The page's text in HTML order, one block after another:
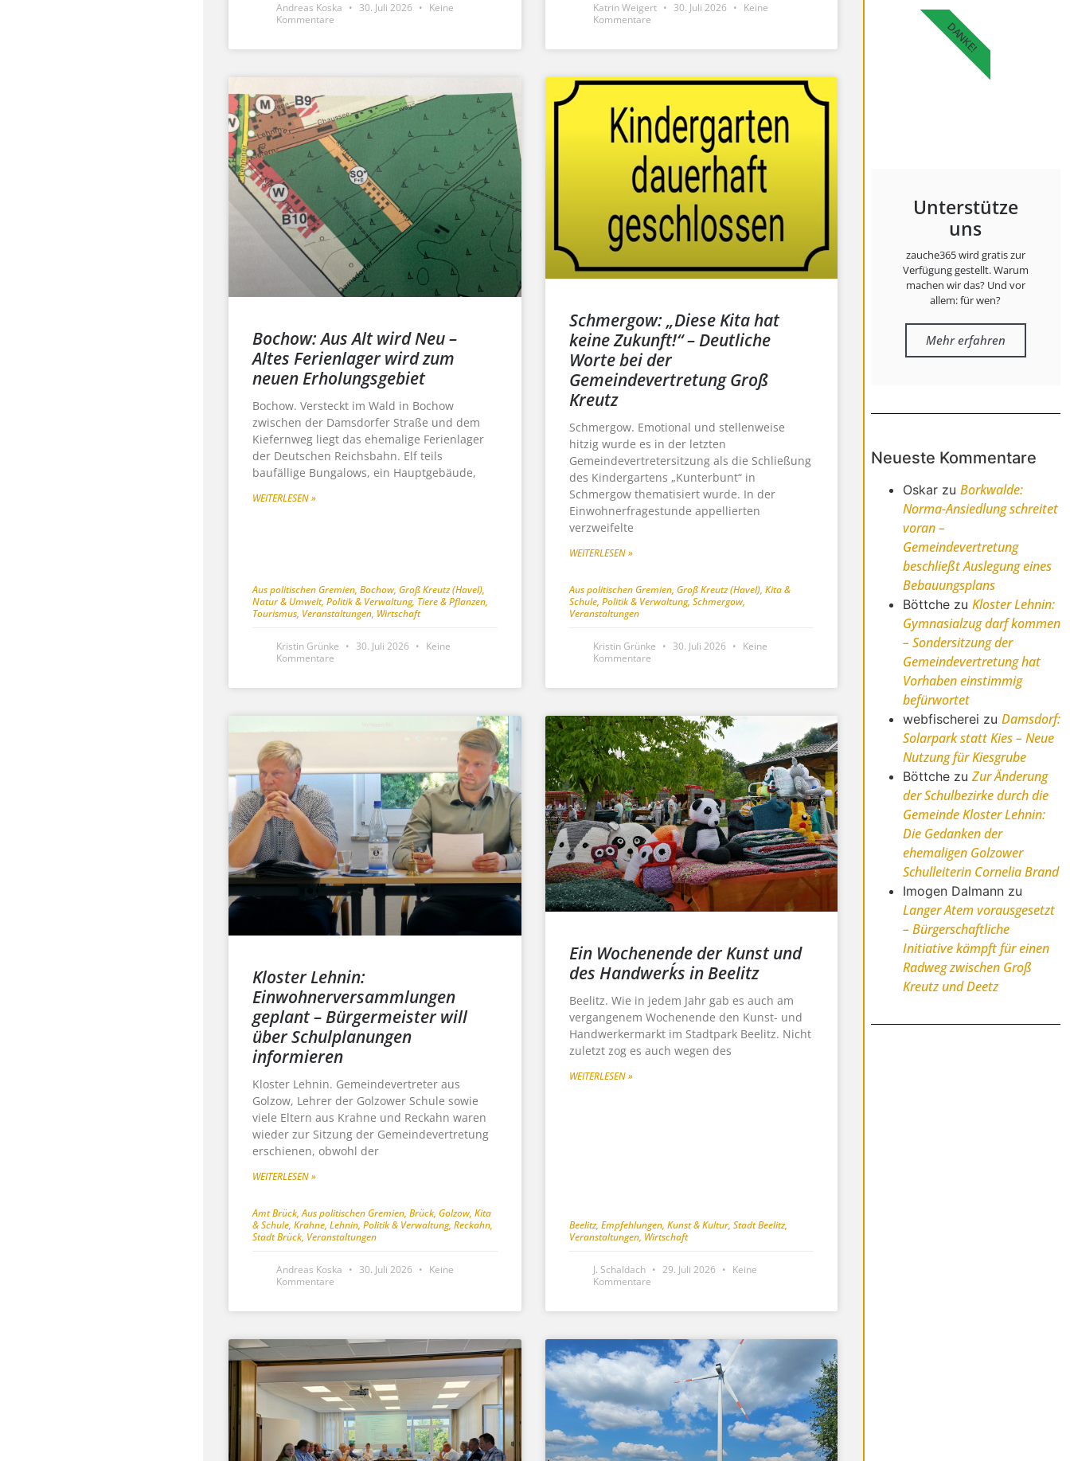
Andreas Koska 30. Juli 2026
Keine
Kommentare
Katrin Weigert 30. Juli 2026
Keine
Kommentare
Bochow: Aus Alt wird Neu –
Altes Ferienlager wird zum
neuen Erholungsgebiet
Bochow. Versteckt im Wald in Bochow
zwischen der Damsdorfer Straße und dem
Kiefernweg liegt das ehemalige Ferienlager
der Deutschen Reichsbahn. Elf teils
baufällige Bungalows, ein Hauptgebäude,
WEITERLESEN »
Aus politischen Gremien,Bochow,Groß Kreutz (Havel),
Natur & Umwelt,Politik & Verwaltung, Tiere & Pflanzen,
Tourismus, Veranstaltungen, Wirtschaft
Kristin Grünke 30. Juli 2026
Keine
Kommentare
Schmergow: „Diese Kita hat
keine Zukunft!“ – Deutliche
Worte bei der
Gemeindevertretung Groß
Kreutz
Schmergow. Emotional und stellenweise
hitzig wurde es in der letzten
Gemeindevertretersitzung als die Schließung
des Kindergartens „Kunterbunt“ in
Schmergow thematisiert wurde. In der
Einwohnerfragestunde appellierten
verzweifelte
WEITERLESEN »
Aus politischen Gremien, Groß Kreutz (Havel), Kita &
Schule, Politik & Verwaltung, Schmergow,
Veranstaltungen
Kristin Grünke 30. Juli 2026
Keine
Kommentare
Kloster Lehnin:
Einwohnerversammlungen
geplant – Bürgermeister will
über Schulplanungen
informieren
Kloster Lehnin. Gemeindevertreter aus
Golzow, Lehrer der Golzower Schule sowie
viele Eltern aus Krahne und Reckahn waren
wieder zur Sitzung der Gemeindevertretung
erschienen, obwohl der
WEITERLESEN »
Amt Brück,Aus politischen Gremien,Brück,Golzow,Kita
& Schule,Krahne,Lehnin,Politik & Verwaltung,Reckahn,
Stadt Brück, Veranstaltungen
Andreas Koska 30. Juli 2026
Keine
Kommentare
Ein Wochenende der Kunst und
des Handwerk´s in Beelitz
Beelitz. Wie in jedem Jahr gab es auch am
vergangenem Wochenende den Kunst- und
Handwerkermarkt im Stadtpark Beelitz. Nicht
zuletzt zog es auch wegen des
WEITERLESEN »
Beelitz, Empfehlungen, Kunst & Kultur, Stadt Beelitz,
Veranstaltungen, Wirtschaft
J. Schaldach 29. Juli 2026
Keine
Kommentare
Unterstütze
uns
zauche365 wird gratis zur
Verfügung gestellt. Warum
machen wir das? Und vor
allem: für wen?
Mehr erfahren
DANKE!
Neueste Kommentare
Oskarzu Borkwalde:
Norma-Ansiedlung schreitet
voran –
Gemeindevertretung
beschließt Auslegung eines
Bebauungsplans
Böttchezu Kloster Lehnin:
Gymnasialzug darf kommen
– Sondersitzung der
Gemeindevertretung hat
Vorhaben einstimmig
befürwortet
webfischerei zu Damsdorf:
Solarpark statt Kies – Neue
Nutzung für Kiesgrube
BöttchezuZur Änderung
der Schulbezirke durch die
Gemeinde Kloster Lehnin:
Die Gedanken der
ehemaligen Golzower
Schulleiterin Cornelia Brand
Imogen Dalmannzu
Langer Atem vorausgesetzt
– Bürgerschaftliche
Initiative kämpft für einen
Radweg zwischen Groß
Kreutz und Deetz